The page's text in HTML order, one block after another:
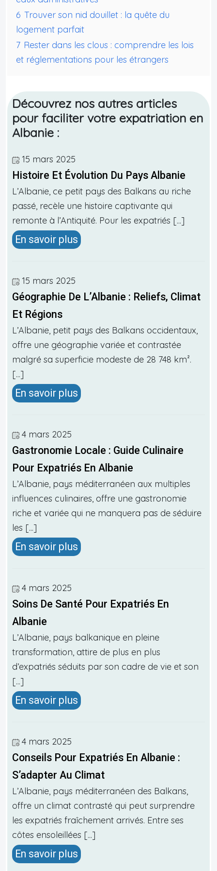
6 Trouver son nid douillet : la quête du
logement parfait
7 Rester dans les clous : comprendre les lois
et réglementations pour les étrangers
Découvrez nos autres articles
pour faciliter votre expatriation en
Albanie :
15 mars 2025
Histoire Et Évolution Du Pays Albanie
L’Albanie, ce petit pays des Balkans au riche
passé, recèle une histoire captivante qui
remonte à l’Antiquité. Pour les expatriés [...]
En savoir plus
15 mars 2025
Géographie De L’Albanie : Reliefs, Climat
Et Régions
L’Albanie, petit pays des Balkans occidentaux,
offre une géographie variée et contrastée
malgré sa superficie modeste de 28 748 km².
[...]
En savoir plus
4 mars 2025
Gastronomie Locale : Guide Culinaire
Pour Expatriés En Albanie
L’Albanie, pays méditerranéen aux multiples
influences culinaires, offre une gastronomie
riche et variée qui ne manquera pas de séduire
les [...]
En savoir plus
4 mars 2025
Soins De Santé Pour Expatriés En
Albanie
L’Albanie, pays balkanique en pleine
transformation, attire de plus en plus
d’expatriés séduits par son cadre de vie et son
[...]
En savoir plus
4 mars 2025
Conseils Pour Expatriés En Albanie :
S’adapter Au Climat
L’Albanie, pays méditerranéen des Balkans,
offre un climat contrasté qui peut surprendre
les expatriés fraîchement arrivés. Entre ses
côtes ensoleillées [...]
En savoir plus